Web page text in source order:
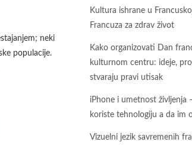
neki
populacije.
Kultura ishrane u
Francuza za zdrav život
Kako organizovati Dan
kulturnom centru: ideje,
stvaraju pravi utisak
iPhone i umetnost življenja
koriste tehnologiju a da im
Vizuelni jezik savremenih